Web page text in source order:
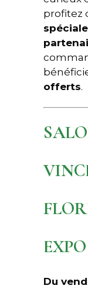
profitez
offerts.
Du